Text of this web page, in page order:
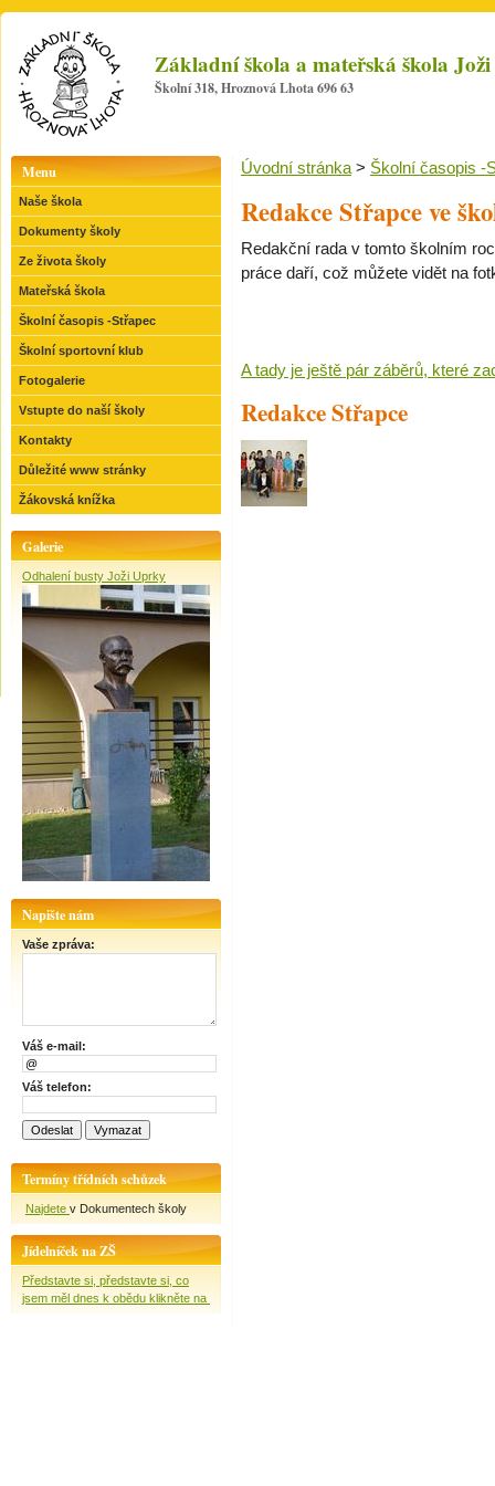
Základní škola a mateřská škola
Školní 318, Hroznová Lhota 696 63
Menu
Naše škola
Dokumenty školy
Ze života školy
Mateřská škola
Školní časopis -Střapec
Školní sportovní klub
Fotogalerie
Vstupte do naší školy
Kontakty
Důležité www stránky
Žákovská knížka
Galerie
Odhalení busty Joži Uprky
Napište nám
Vaše zpráva:
Váš e-mail:
Váš telefon:
Termíny třídních schůzek
Najdete v Dokumentech školy
Jídelníček na ZŠ
Představte si, představte si, co
jsem měl dnes k obědu klikněte na
Úvodní stránka > Školní časopis -
Redakce Střapce ve
Redakční rada v tomto školním
práce daří, což můžete vidět na
A tady je ještě pár záběrů, které
Redakce Střapce